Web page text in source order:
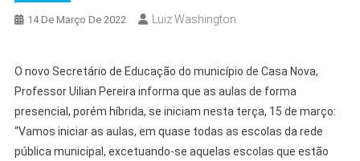
14 De Março De 2022 Luiz Washington
O novo Secretário de Educação do município de Casa Nova,
Professor Uilian Pereira informa que as aulas de forma
presencial, porém híbrida, se iniciam nesta terça, 15 de março:
“Vamos iniciar as aulas, em quase todas as escolas da rede
pública municipal, excetuando-se aquelas escolas que estão